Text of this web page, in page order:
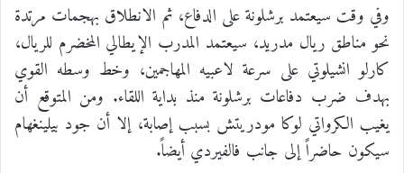
وفي وقت سيعتمد برشلونة على الدفاع، ثم الانطلاق بهجمات مرتدة
نحو مناطق ريال مدريد، سيعتمد المدرب الإيطالي المخضرم للريال،
كارلو انشيلوتي على سرعة لاعبيه المهاجمين، وخط وسطه القوي
بهدف ضرب دفاعات برشلونة منذ بداية اللقاء. ومن المتوقع أن
يغيب الكرواتي لوكا مودريتش بسبب إصابة، إلا أن جود بيلينغهام
سيكون حاضراً إلى جانب فالفيردي أيضاً.